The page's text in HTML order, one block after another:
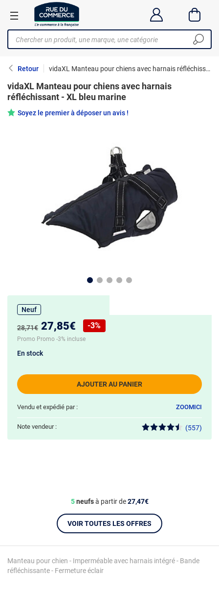
Retour vidaXL Manteau pour chiens avec harnais réfléchissant - XL bleu marine
vidaXL Manteau pour chiens avec harnais
réfléchissant - XL bleu marine
Soyez le premier à déposer un avis !
Manteau pour chien - Imperméable avec harnais intégré - Bande
réfléchissante - Fermeture éclair
Neuf
Ancien prix :
28,71€ Nouveau prix :
27,85€
Réduction de :
-3%
Promo Promo -3% incluse
AJOUTER AU PANIER
En stock
Vendu et expédié par : ZOOMICI
Note vendeur : (557)
5neufsà partir de27,47€
VOIR TOUTES LES OFFRES